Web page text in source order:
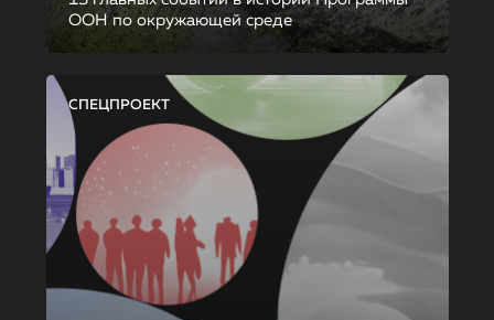
ООН по окружающей среде
СПЕЦПРОЕКТ